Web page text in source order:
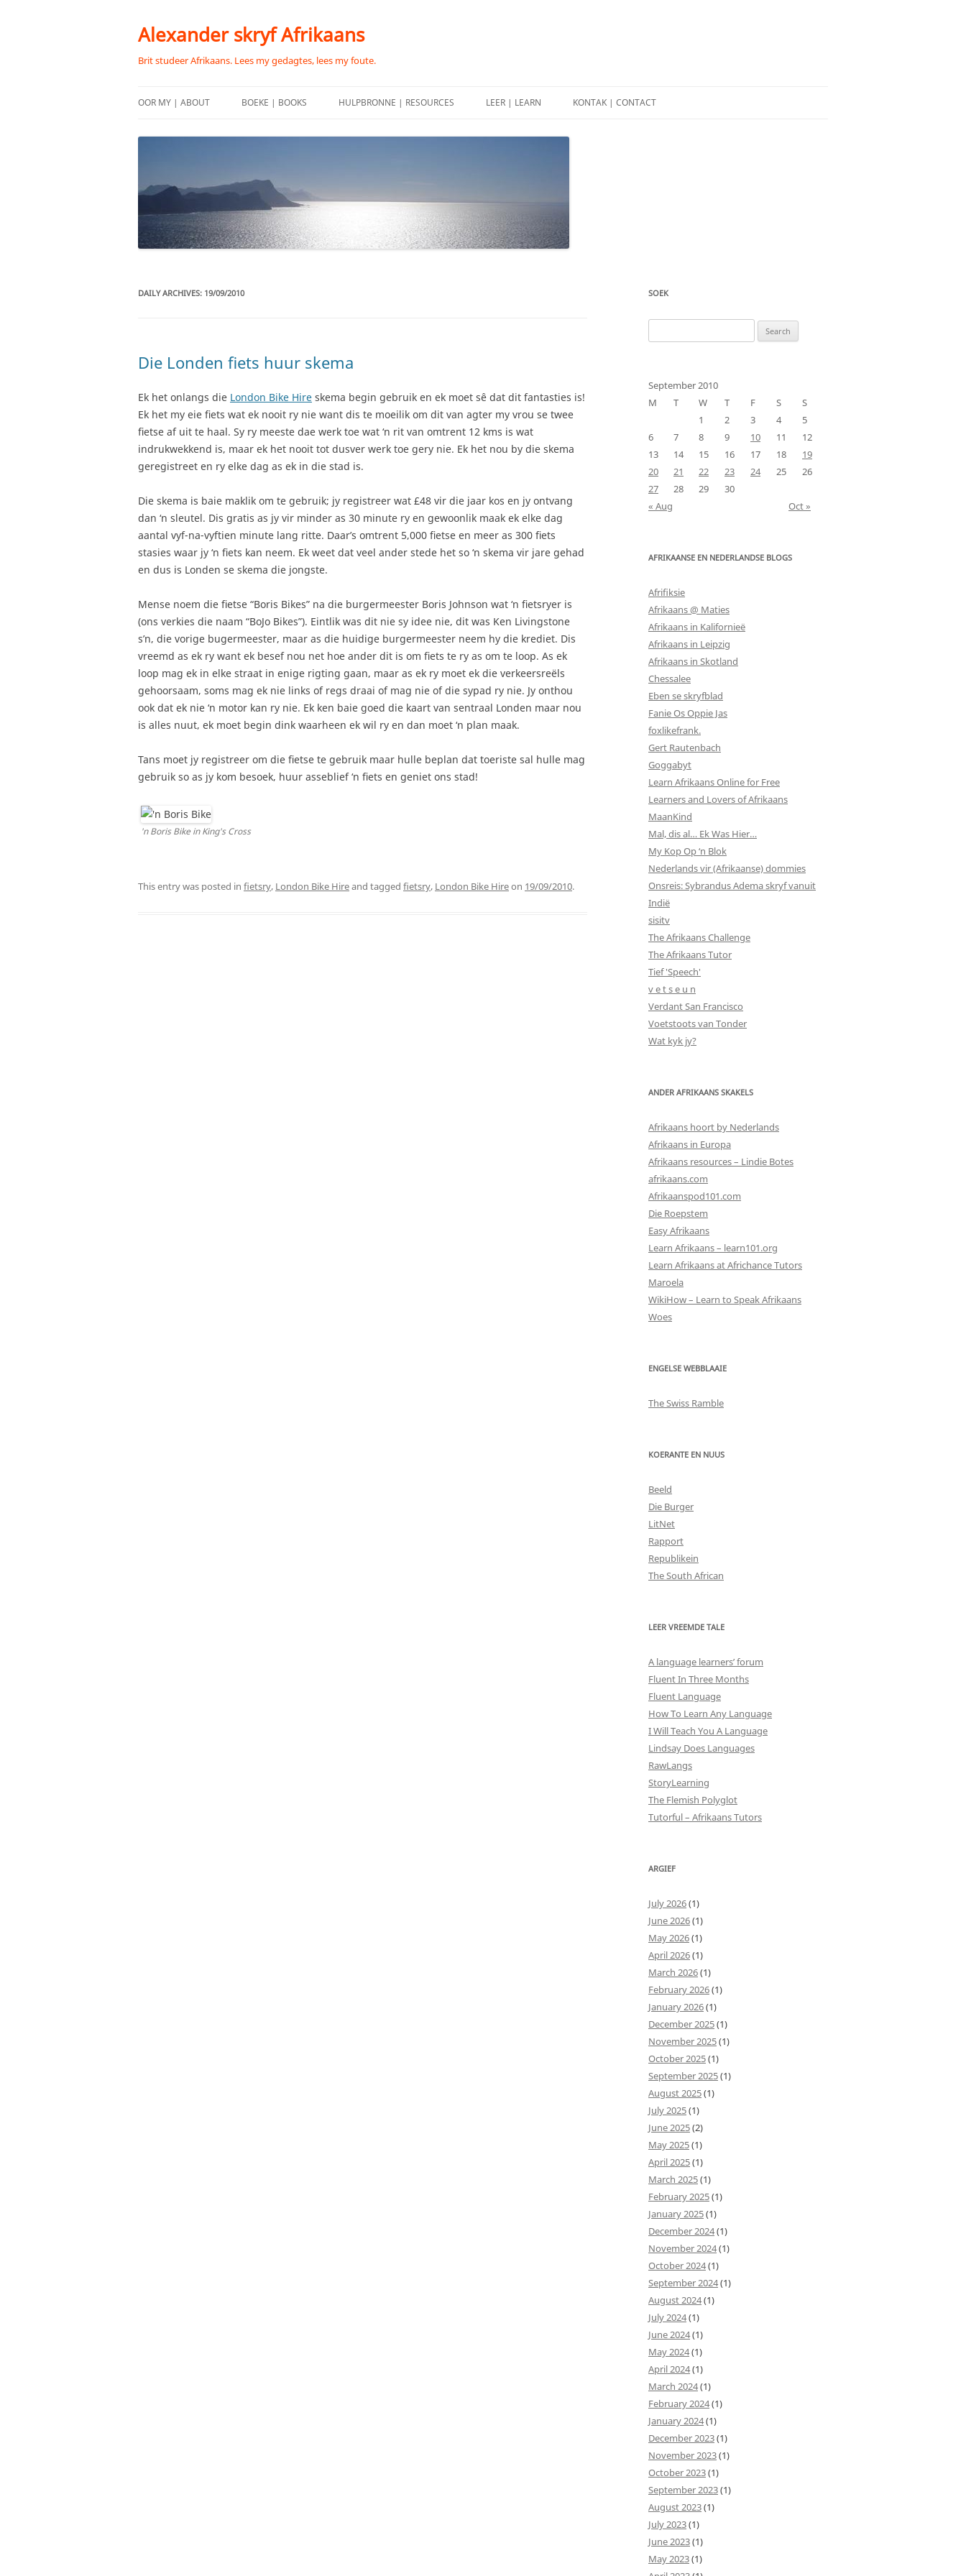
content
Alexander skryf Afrikaans
Brit studeer Afrikaans. Lees my gedagtes, lees my foute.
OOR MY | ABOUT BOEKE | BOOKS HULPBRONNE | RESOURCES LEER | LEARN KONTAK | CONTACT
DAILY ARCHIVES: 19/09/2010
Die Londen fiets huur skema
Ek het onlangs die London Bike Hire skema begin gebruik en ek moet sê dat dit fantasties is!
Ek het my eie fiets wat ek nooit ry nie want dis te moeilik om dit van agter my vrou se twee
fietse af uit te haal. Sy ry meeste dae werk toe wat ‘n rit van omtrent 12 kms is wat
indrukwekkend is, maar ek het nooit tot dusver werk toe gery nie. Ek het nou by die skema
geregistreet en ry elke dag as ek in die stad is.
Die skema is baie maklik om te gebruik; jy registreer wat £48 vir die jaar kos en jy ontvang
dan ‘n sleutel. Dis gratis as jy vir minder as 30 minute ry en gewoonlik maak ek elke dag
aantal vyf-na-vyftien minute lang ritte. Daar’s omtrent 5,000 fietse en meer as 300 fiets
stasies waar jy ‘n fiets kan neem. Ek weet dat veel ander stede het so ‘n skema vir jare gehad
en dus is Londen se skema die jongste.
Mense noem die fietse “Boris Bikes” na die burgermeester Boris Johnson wat ‘n fietsryer is
(ons verkies die naam “BoJo Bikes”). Eintlik was dit nie sy idee nie, dit was Ken Livingstone
s’n, die vorige bugermeester, maar as die huidige burgermeester neem hy die krediet. Dis
vreemd as ek ry want ek besef nou net hoe ander dit is om fiets te ry as om te loop. As ek
loop mag ek in elke straat in enige rigting gaan, maar as ek ry moet ek die verkeersreëls
gehoorsaam, soms mag ek nie links of regs draai of mag nie of die sypad ry nie. Jy onthou
ook dat ek nie ‘n motor kan ry nie. Ek ken baie goed die kaart van sentraal Londen maar nou
is alles nuut, ek moet begin dink waarheen ek wil ry en dan moet ‘n plan maak.
Tans moet jy registreer om die fietse te gebruik maar hulle beplan dat toeriste sal hulle mag
gebruik so as jy kom besoek, huur asseblief ‘n fiets en geniet ons stad!
'n Boris Bike in King's Cross
This entry was posted in fietsry, London Bike Hireand tagged fietsry, London Bike Hireon 19/09/2010.
SOEK
for:
September 2010
M
T W T F S
S
1
2 3 4
5
6
7 8 9 10 11
12
13
14 15 16 17 18
19
20
21 22 23 24 25
26
27
28 29
30
« Aug
Oct »
AFRIKAANSE EN NEDERLANDSE BLOGS
Afrifiksie
Afrikaans @ Maties
Afrikaans in Kalifornieë
Afrikaans in Leipzig
Afrikaans in Skotland
Chessalee
Eben se skryfblad
Fanie Os Oppie Jas
foxlikefrank.
Gert Rautenbach
Goggabyt
Learn Afrikaans Online for Free
Learners and Lovers of Afrikaans
MaanKind
Mal, dis al… Ek Was Hier…
My Kop Op ‘n Blok
Nederlands vir (Afrikaanse) dommies
Onsreis: Sybrandus Adema skryf vanuit
Indië
sisitv
The Afrikaans Challenge
The Afrikaans Tutor
Tief 'Speech'
v e t s e u n
Verdant San Francisco
Voetstoots van Tonder
Wat kyk jy?
ANDER AFRIKAANS SKAKELS
Afrikaans hoort by Nederlands
Afrikaans in Europa
Afrikaans resources – Lindie Botes
afrikaans.com
Afrikaanspod101.com
Die Roepstem
Easy Afrikaans
Learn Afrikaans – learn101.org
Learn Afrikaans at Africhance Tutors
Maroela
WikiHow – Learn to Speak Afrikaans
Woes
ENGELSE WEBBLAAIE
The Swiss Ramble
KOERANTE EN NUUS
Beeld
Die Burger
LitNet
Rapport
Republikein
The South African
LEER VREEMDE TALE
A language learners’ forum
Fluent In Three Months
Fluent Language
How To Learn Any Language
I Will Teach You A Language
Lindsay Does Languages
RawLangs
StoryLearning
The Flemish Polyglot
Tutorful – Afrikaans Tutors
ARGIEF
July 2026(1)
June 2026(1)
May 2026(1)
April 2026(1)
March 2026(1)
February 2026(1)
January 2026(1)
December 2025(1)
November 2025(1)
October 2025(1)
September 2025(1)
August 2025(1)
July 2025(1)
June 2025(2)
May 2025(1)
April 2025(1)
March 2025(1)
February 2025(1)
January 2025(1)
December 2024(1)
November 2024(1)
October 2024(1)
September 2024(1)
August 2024(1)
July 2024(1)
June 2024(1)
May 2024(1)
April 2024(1)
March 2024(1)
February 2024(1)
January 2024(1)
December 2023(1)
November 2023(1)
October 2023(1)
September 2023(1)
August 2023(1)
July 2023(1)
June 2023(1)
May 2023(1)